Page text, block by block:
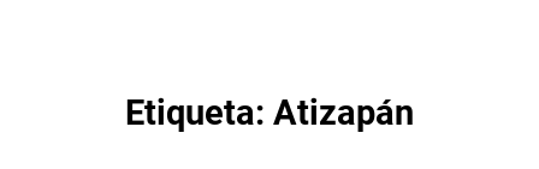
Etiqueta: Atizapán